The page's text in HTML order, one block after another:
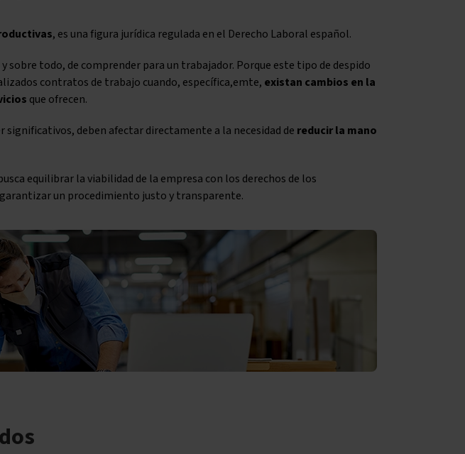
, es una figura jurídica regulada en el Derecho Laboral español.
sobre todo, de comprender para un trabajador. Porque este tipo de despido
contratos de trabajo cuando, específica,emte, existan cambios en la
que ofrecen.
significativos, deben afectar directamente a la necesidad de reducir la mano
equilibrar la viabilidad de la empresa con los derechos de los
un procedimiento justo y transparente.